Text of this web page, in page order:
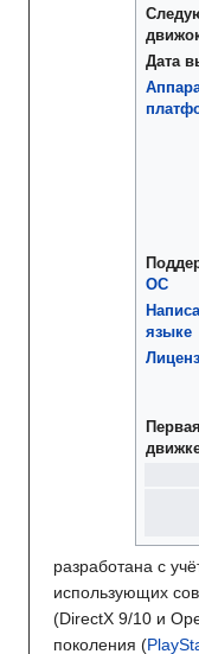
Дата
ОС
языке
Первая
разработана с
использующих
(DirectX 9/10 и
поколения (